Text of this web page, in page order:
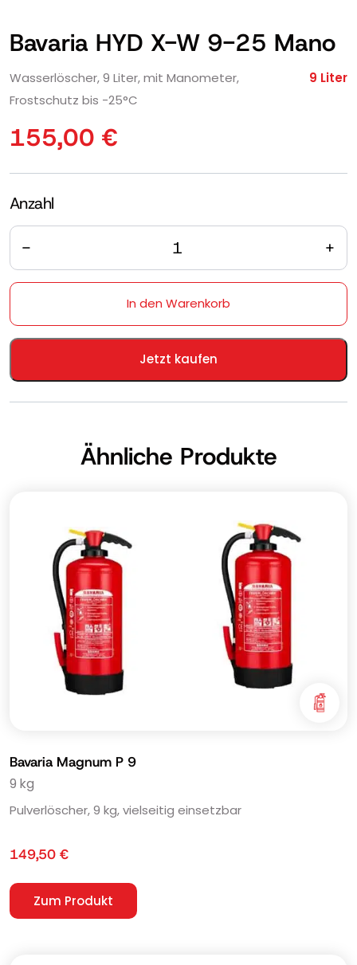
Bavaria HYD X-W 9-25 Mano
Wasserlöscher, 9 Liter, mit Manometer,
Frostschutz bis -25°C
9 Liter
155,00 €
Anzahl
Anzahl
In den Warenkorb
Jetzt kaufen
Ähnliche Produkte
Bavaria Magnum P 9
9 kg
Pulverlöscher, 9 kg, vielseitig einsetzbar
149,50 €
Zum Produkt